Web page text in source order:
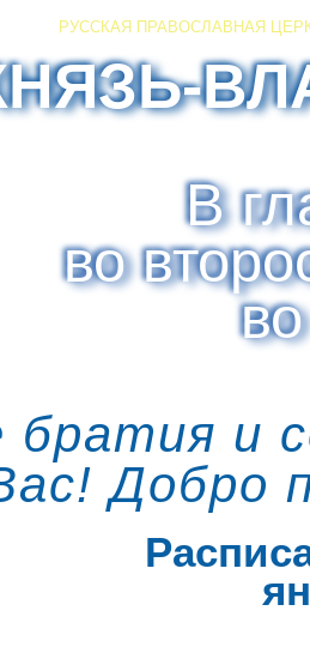
РУССКАЯ ПРАВОСЛАВНАЯ
В
во
братия и
Добро